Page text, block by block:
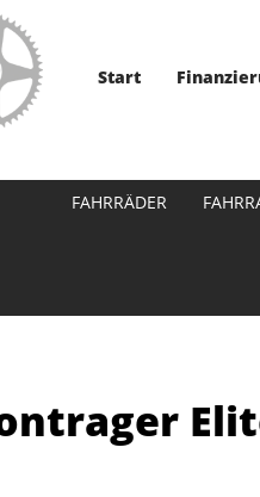
Start
FAHRRÄDER